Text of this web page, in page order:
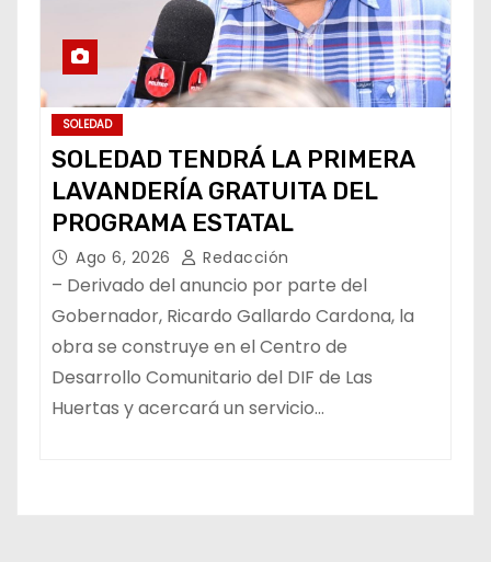
SOLEDAD
SOLEDAD TENDRÁ LA PRIMERA
LAVANDERÍA GRATUITA DEL
PROGRAMA ESTATAL
Ago 6, 2026 Redacción
– Derivado del anuncio por parte del
Gobernador, Ricardo Gallardo Cardona, la
obra se construye en el Centro de
Desarrollo Comunitario del DIF de Las
Huertas y acercará un servicio…